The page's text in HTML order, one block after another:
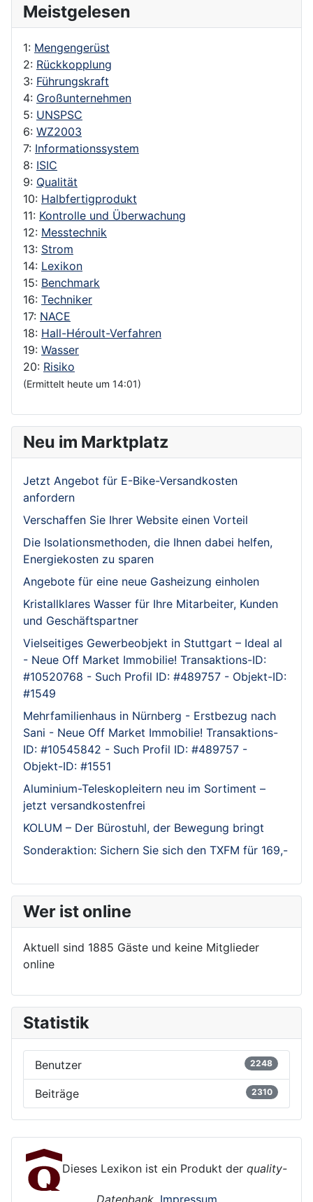
Meistgelesen
1: Mengengerüst
2: Rückkopplung
3: Führungskraft
4: Großunternehmen
5: UNSPSC
6: WZ2003
7: Informationssystem
8: ISIC
9: Qualität
10: Halbfertigprodukt
11: Kontrolle und Überwachung
12: Messtechnik
13: Strom
14: Lexikon
15: Benchmark
16: Techniker
17: NACE
18: Hall-Héroult-Verfahren
19: Wasser
20: Risiko
(Ermittelt heute um 14:01)
Neu im Marktplatz
Jetzt Angebot für E-Bike-Versandkosten
anfordern
Verschaffen Sie Ihrer Website einen Vorteil
Die Isolationsmethoden, die Ihnen dabei helfen,
Energiekosten zu sparen
Angebote für eine neue Gasheizung einholen
Kristallklares Wasser für Ihre Mitarbeiter, Kunden
und Geschäftspartner
Vielseitiges Gewerbeobjekt in Stuttgart – Ideal al
- Neue Off Market Immobilie! Transaktions-ID:
#10520768 - Such Profil ID: #489757 - Objekt-ID:
#1549
Mehrfamilienhaus in Nürnberg - Erstbezug nach
Sani - Neue Off Market Immobilie! Transaktions-
ID: #10545842 - Such Profil ID: #489757 -
Objekt-ID: #1551
Aluminium-Teleskopleitern neu im Sortiment –
jetzt versandkostenfrei
KOLUM – Der Bürostuhl, der Bewegung bringt
Sonderaktion: Sichern Sie sich den TXFM für 169,-
Wer ist online
Aktuell sind 1885 Gäste und keine Mitglieder
online
Statistik
Benutzer 2248
Beiträge 2310
Dieses Lexikon ist ein Produkt der quality-
Datenbank. Impressum